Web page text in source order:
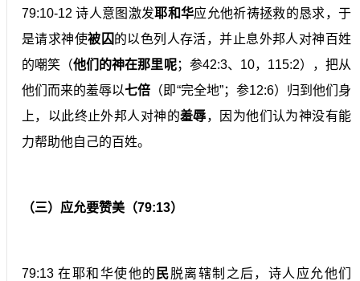
79:10-12 诗人意图激发耶和华应允他祈祷拯救的恳求，于
是请求神使被囚 的以色列人存活，并止息外邦人对神百姓
的嘲笑（他们的神在那里呢；参42:3、10，115:2），把从
他们而来的羞辱以七倍 （即“完全地”；参12:6）归到他们身
上，以此终止外邦人对神的羞辱，因为他们认为神没有能
力帮助他自己的百姓。
（三）应允要赞美（79:13）
79:13 在耶和华使他的 民脱离辖制之后，诗人应允他们